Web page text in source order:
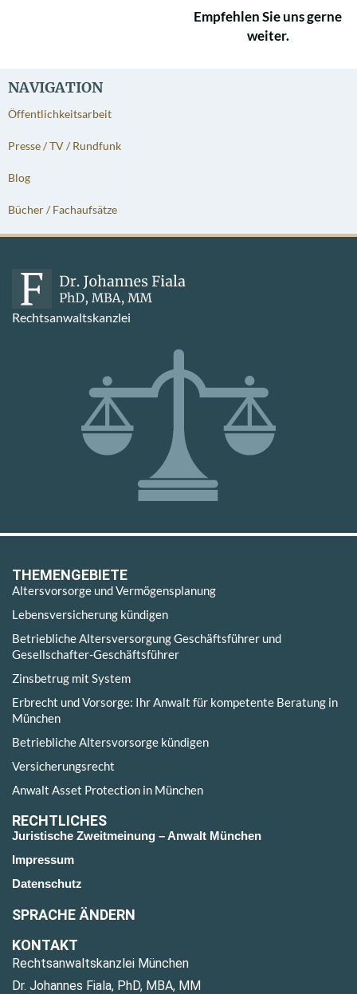
NAVIGATION
Öffentlichkeitsarbeit
Presse / TV / Rundfunk
Blog
Bücher / Fachaufsätze
Empfehlen Sie uns gerne
weiter.
Rechtsanwaltskanzlei
THEMENGEBIETE
Altersvorsorge und Vermögensplanung
Lebensversicherung kündigen
Betriebliche Altersversorgung Geschäftsführer und
Gesellschafter-Geschäftsführer
Zinsbetrug mit System
Erbrecht und Vorsorge: Ihr Anwalt für kompetente Beratung in
München
Betriebliche Altersvorsorge kündigen
Versicherungsrecht
Anwalt Asset Protection in München
RECHTLICHES
Juristische Zweitmeinung – Anwalt München
Impressum
Datenschutz
SPRACHE ÄNDERN
KONTAKT
Rechtsanwaltskanzlei München
Dr. Johannes Fiala, PhD, MBA, MM